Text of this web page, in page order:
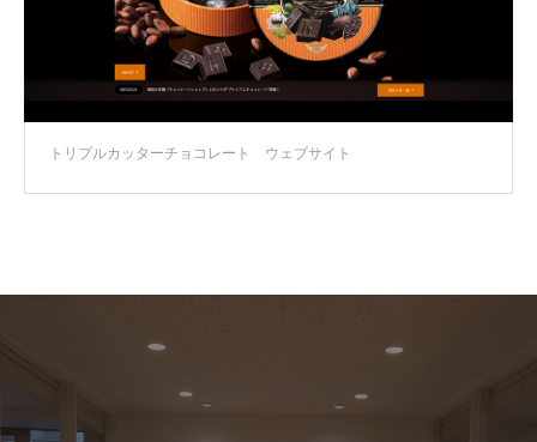
トリプルカッターチョコレート ウェブサイト